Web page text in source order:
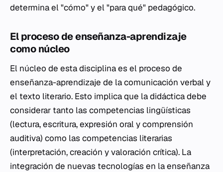
determina el "cómo" y el "para qué" pedagógico.
El proceso de enseñanza-aprendizaje
como núcleo
El núcleo de esta disciplina es el proceso de
enseñanza-aprendizaje de la comunicación verbal y
el texto literario. Esto implica que la didáctica debe
considerar tanto las competencias lingüísticas
(lectura, escritura, expresión oral y comprensión
auditiva) como las competencias literarias
(interpretación, creación y valoración crítica). La
integración de nuevas tecnologías en la enseñanza